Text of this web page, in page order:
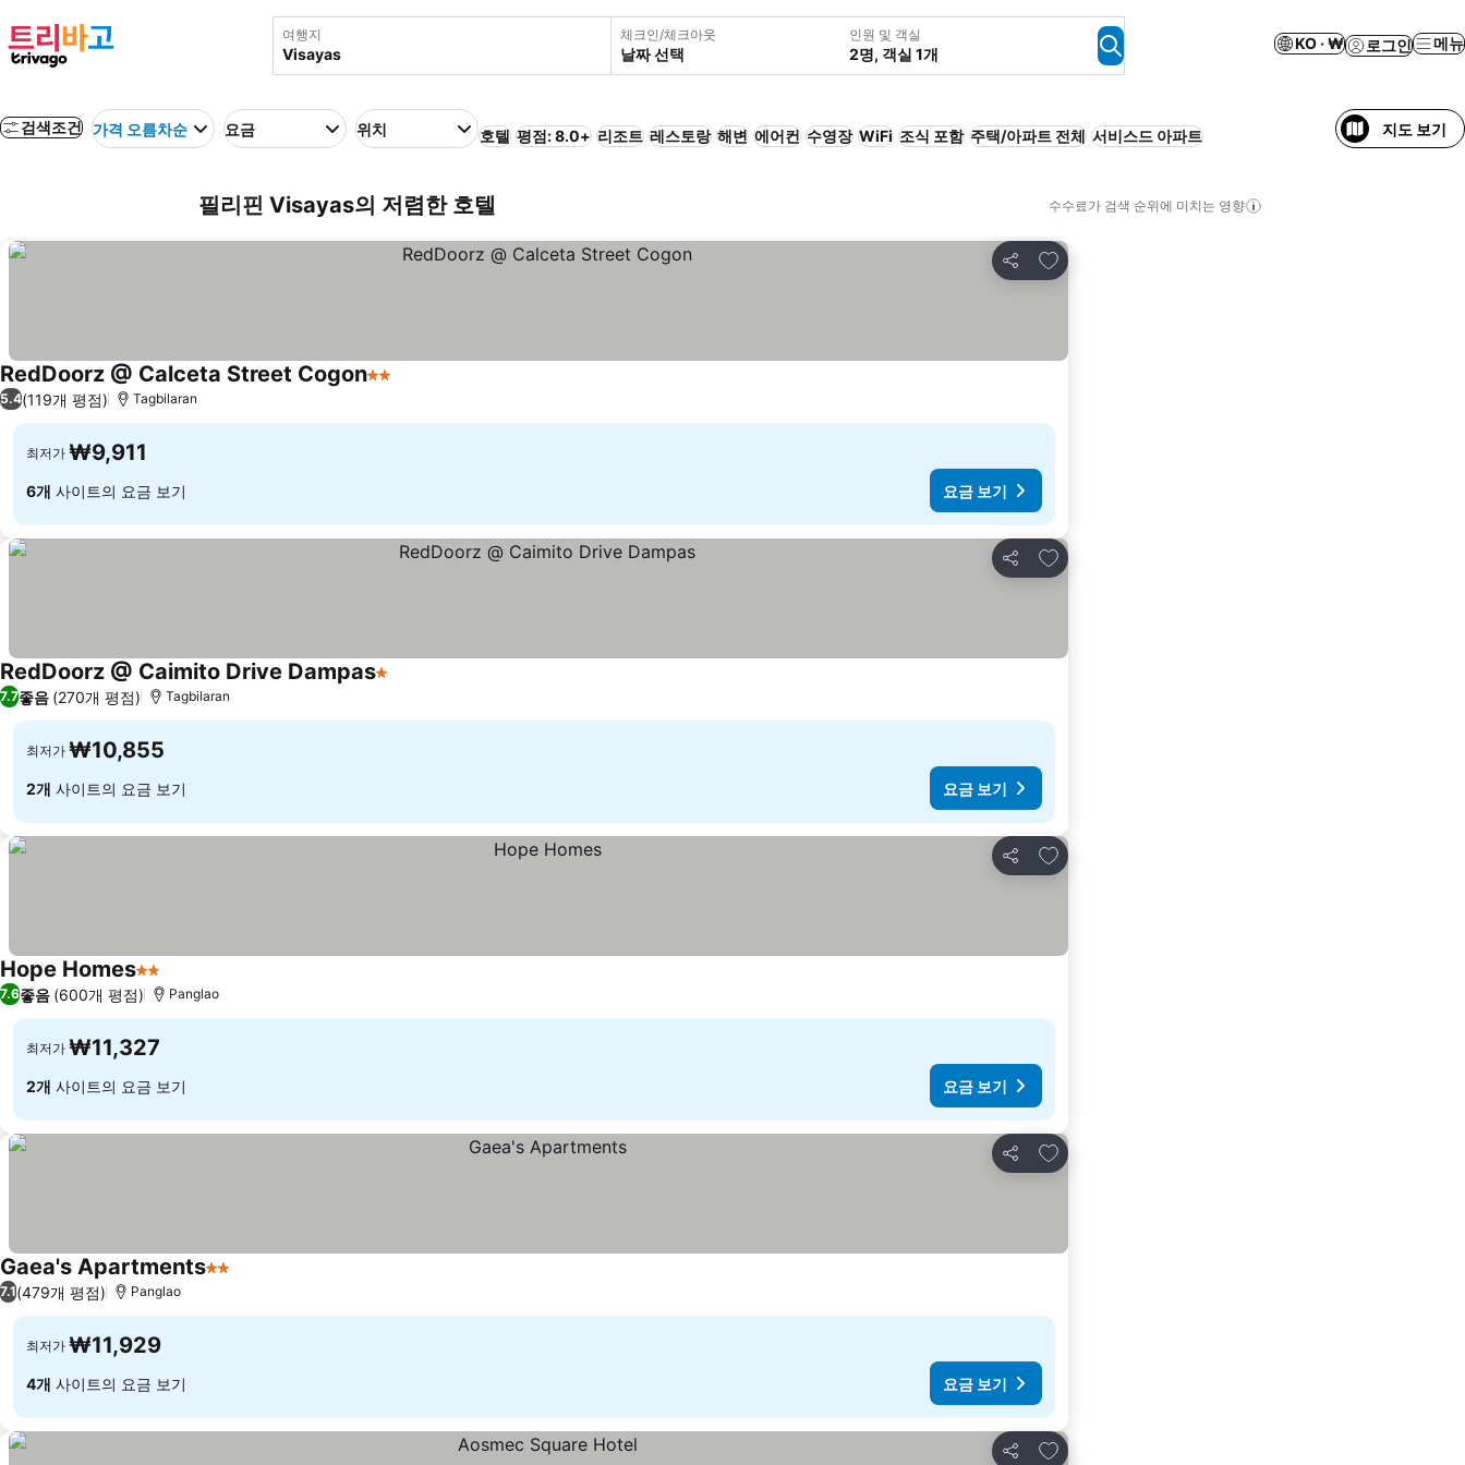
여행지 체크인/체크아웃
날짜 선택
인원 및 객실
2명, 객실 1개
KO · ₩ 로그인 메뉴
검색조건 가격 오름차순 요금 위치 호텔 평점: 8.0+ 리조트 레스토랑 해변 에어컨 수영장 WiFi 조식 포함 주택/아파트 전체 서비스드 아파트 지도 보기
필리핀 Visayas의 저렴한 호텔 수수료가 검색 순위에 미치는 영향
공유
즐겨찾기에 추가
RedDoorz @ Calceta Street Cogon2 성급
5.4(119개 평점) Tagbilaran
최저가 ₩9,911
6개 사이트의 요금 보기 요금 보기
공유
즐겨찾기에 추가
RedDoorz @ Caimito Drive Dampas1 성급
7.7좋음 (270개 평점) Tagbilaran
최저가 ₩10,855
2개 사이트의 요금 보기 요금 보기
공유
즐겨찾기에 추가
Hope Homes2 성급
7.6좋음 (600개 평점) Panglao
최저가 ₩11,327
2개 사이트의 요금 보기 요금 보기
공유
즐겨찾기에 추가
Gaea's Apartments2 성급
7.1(479개 평점) Panglao
최저가 ₩11,929
4개 사이트의 요금 보기 요금 보기
공유
즐겨찾기에 추가